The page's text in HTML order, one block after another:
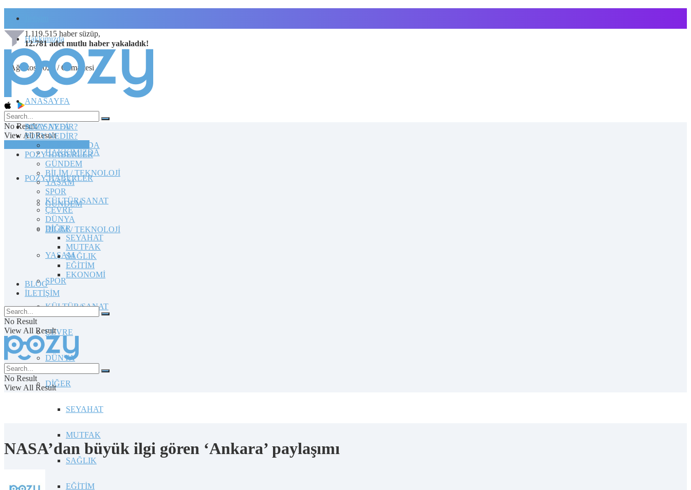
Hakkımızda
8 Ağustos 2026 / Cumartesi
1.119.515 haber süzüp,
12.781 adet mutlu haber yakaladık!
No Result
View All Result
TOPLULUĞA KATILIN
ANASAYFA
POZY NEDİR?
HAKKIMIZDA
POZY HABERLER
GÜNDEM
BİLİM / TEKNOLOJİ
YAŞAM
SPOR
KÜLTÜR/SANAT
ÇEVRE
DÜNYA
DİĞER
SEYAHAT
MUTFAK
SAĞLIK
EĞİTİM
ANASAYFA
POZY NEDİR?
HAKKIMIZDA
POZY HABERLER
GÜNDEM
BİLİM / TEKNOLOJİ
YAŞAM
SPOR
KÜLTÜR/SANAT
ÇEVRE
DÜNYA
DİĞER
SEYAHAT
MUTFAK
SAĞLIK
EĞİTİM
EKONOMİ
BLOG
İLETİŞİM
No Result
View All Result
No Result
View All Result
NASA’dan büyük ilgi gören ‘Ankara’ paylaşımı